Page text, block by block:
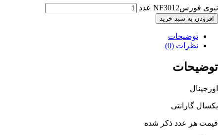
نیوی فورسNF3012 عدد
افزودن به سبد خرید
توضیحات
نظرات (0)
توضیحات
اورجینال
یکسال گارانتی
قیمت هر عدد ذکر شده